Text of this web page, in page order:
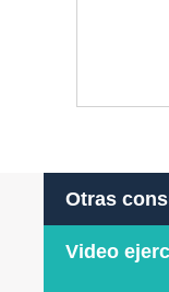
Otras
Video